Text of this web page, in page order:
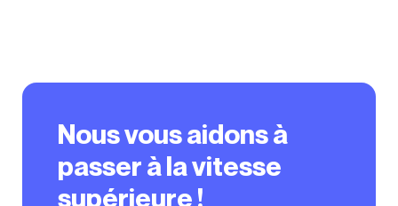
Nous vous aidons à
passer à la vitesse
supérieure !